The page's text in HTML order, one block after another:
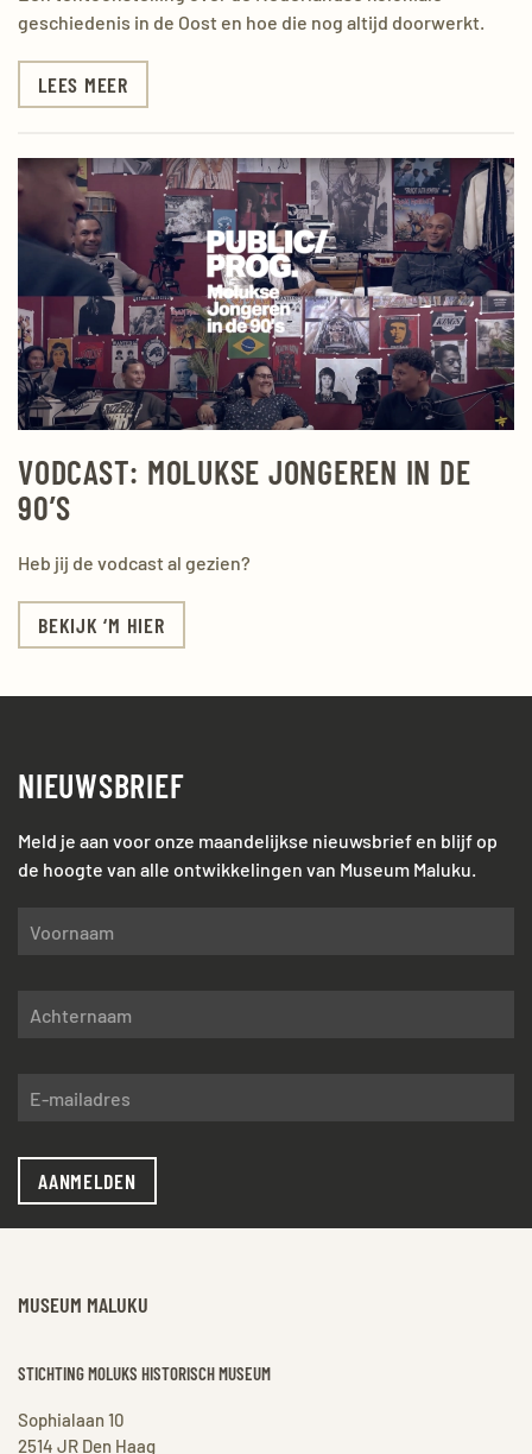
geschiedenis in de Oost en hoe die nog altijd doorwerkt.
LEES MEER
VODCAST: MOLUKSE JONGEREN IN DE
90’S
Heb jij de vodcast al gezien?
BEKIJK ‘M HIER
NIEUWSBRIEF
Meld je aan voor onze maandelijkse nieuwsbrief en blijf op
de hoogte van alle ontwikkelingen van Museum Maluku.
AANMELDEN
MUSEUM MALUKU
STICHTING MOLUKS HISTORISCH MUSEUM
Sophialaan 10
2514 JR Den Haag